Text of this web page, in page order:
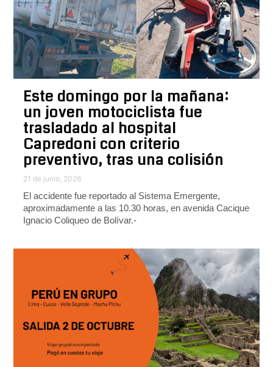
Este domingo por la mañana:
un joven motociclista fue
trasladado al hospital
Capredoni con criterio
preventivo, tras una colisión
21 de junio, 2026
El accidente fue reportado al Sistema Emergente,
aproximadamente a las 10.30 horas, en avenida Cacique
Ignacio Coliqueo de Bolívar.-